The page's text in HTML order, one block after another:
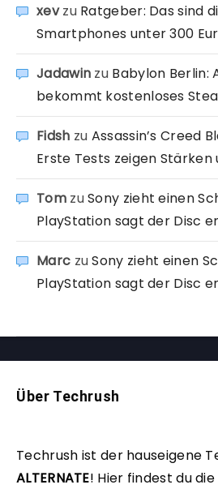
xevzu Ratgeber: Das sind
Smartphones unter 300
Jadawin zu Babylon Berlin:
bekommt kostenloses
Fidsh zu Assassin’s Creed
Erste Tests zeigen Stärken
TomzuSony zieht einen
PlayStation sagt der Disc
Marc zuSony zieht einen
PlayStation sagt der Disc
Über Techrush
Techrush ist der hauseigene
ALTERNATE! Hier findest du